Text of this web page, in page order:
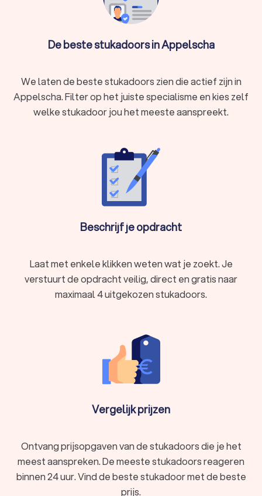
De beste stukadoors in Appelscha
We laten de beste stukadoors zien die actief zijn in
Appelscha. Filter op het juiste specialisme en kies zelf
welke stukadoor jou het meeste aanspreekt.
Beschrijf je opdracht
Laat met enkele klikken weten wat je zoekt. Je
verstuurt de opdracht veilig, direct en gratis naar
maximaal 4 uitgekozen stukadoors.
Vergelijk prijzen
Ontvang prijsopgaven van de stukadoors die je het
meest aanspreken. De meeste stukadoors reageren
binnen 24 uur. Vind de beste stukadoor met de beste
prijs.